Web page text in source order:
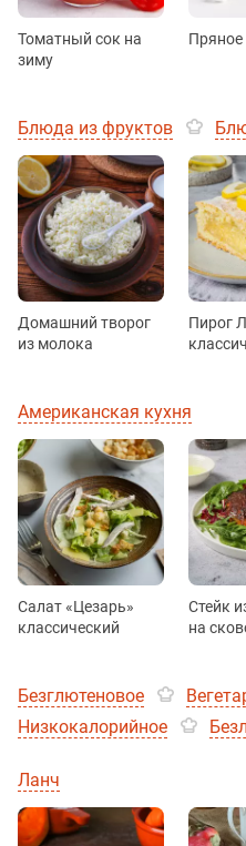
Томатный сок на
зиму
Пряное
Блюда из фруктов
Домашний творог
из молока
Пирог
Американская кухня
Салат «Цезарь»
классический
Стейк
на
Безглютеновое
Низкокалорийное
Ланч